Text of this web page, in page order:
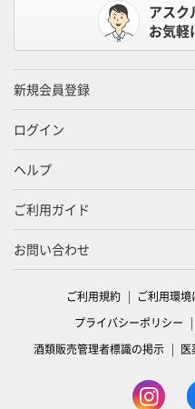
アスク
お気軽
新規会員登録
ログイン
ヘルプ
ご利用ガイド
お問い合わせ
ご利用規約 ご利用環境
プライバシーポリシー
酒類販売管理者標識の掲示
医